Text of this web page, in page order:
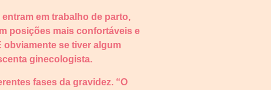
em trabalho de parto,
posições mais confortáveis e
obviamente se tiver algum
ginecologista.
fases da gravidez. “O